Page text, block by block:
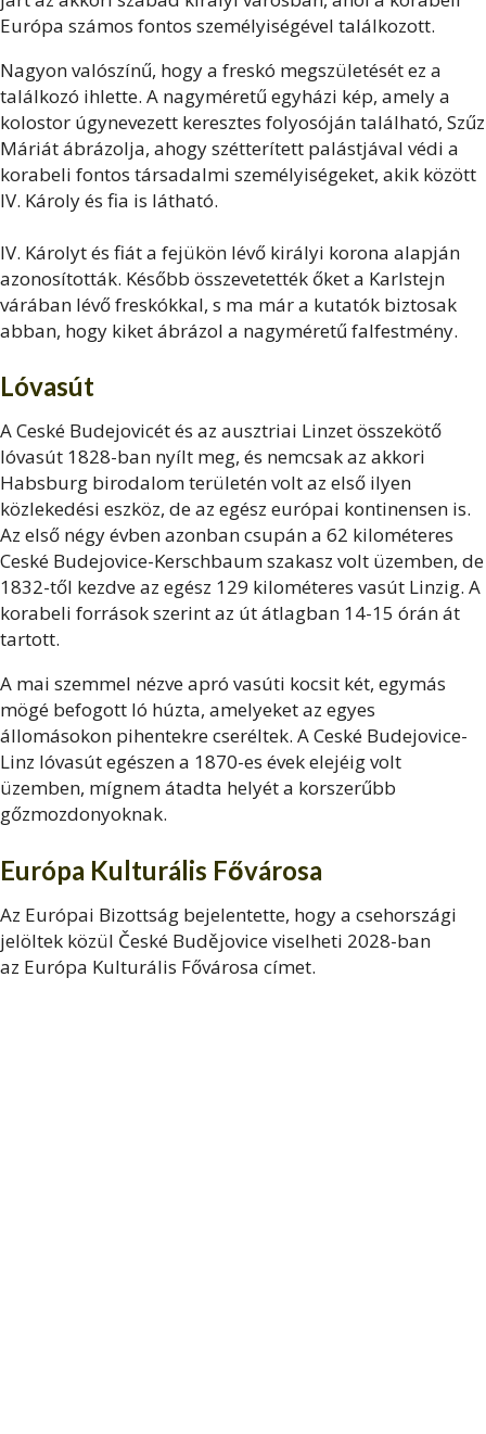
Európa számos fontos személyiségével találkozott.
Nagyon valószínű, hogy a freskó megszületését ez a
találkozó ihlette. A nagyméretű egyházi kép, amely a
kolostor úgynevezett keresztes folyosóján található, Szűz
Máriát ábrázolja, ahogy szétterített palástjával védi a
korabeli fontos társadalmi személyiségeket, akik között
IV. Károly és fia is látható.
IV. Károlyt és fiát a fejükön lévő királyi korona alapján
azonosították. Később összevetették őket a Karlstejn
várában lévő freskókkal, s ma már a kutatók biztosak
abban, hogy kiket ábrázol a nagyméretű falfestmény.
Lóvasút
A Ceské Budejovicét és az ausztriai Linzet összekötő
lóvasút 1828-ban nyílt meg, és nemcsak az akkori
Habsburg birodalom területén volt az első ilyen
közlekedési eszköz, de az egész európai kontinensen is.
Az első négy évben azonban csupán a 62 kilométeres
Ceské Budejovice-Kerschbaum szakasz volt üzemben, de
1832-től kezdve az egész 129 kilométeres vasút Linzig. A
korabeli források szerint az út átlagban 14-15 órán át
tartott.
A mai szemmel nézve apró vasúti kocsit két, egymás
mögé befogott ló húzta, amelyeket az egyes
állomásokon pihentekre cseréltek. A Ceské Budejovice-
Linz lóvasút egészen a 1870-es évek elejéig volt
üzemben, mígnem átadta helyét a korszerűbb
gőzmozdonyoknak.
Európa Kulturális Fővárosa
Az Európai Bizottság bejelentette, hogy a csehországi
jelöltek közül České Budějovice viselheti 2028-ban
az Európa Kulturális Fővárosa címet.